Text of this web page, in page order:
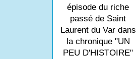
épisode du riche
passé de Saint
Laurent du Var dans
la chronique "UN
PEU D'HISTOIRE"